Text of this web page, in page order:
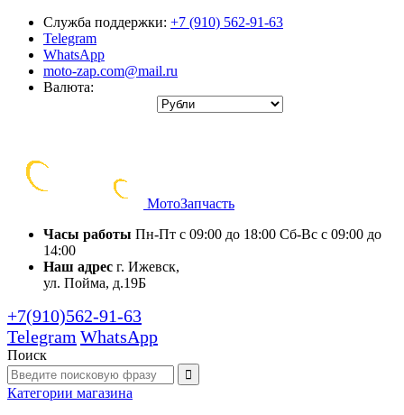
Служба поддержки: +7 (910) 562-91-63
Telegram
WhatsApp
moto-zap.com@mail.ru
Валюта:
МотоЗапчасть
Часы работы Пн-Пт с 09:00 до 18:00 Сб-Вс с 09:00 до
14:00
Наш адрес г. Ижевск,
ул. Пойма, д.19Б
+7(910)562-91-63
Telegram WhatsApp
Поиск
Категории магазина